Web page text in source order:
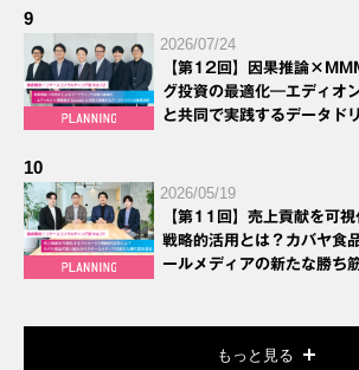
9
2026/07/24
【第12回】因果推論
グ投資の最適化―エディ
と共同で実践するデータド
10
2026/05/19
【第11回】売上貢献を可
戦略的活用とは？カバヤ食
ールメディアの新たな勝ち
もっと見る